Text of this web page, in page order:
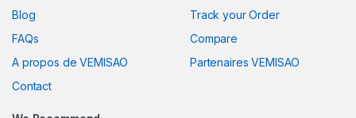
Blog
FAQs
A propos de VEMISAO
Contact
Track your Order
Compare
Partenaires VEMISAO